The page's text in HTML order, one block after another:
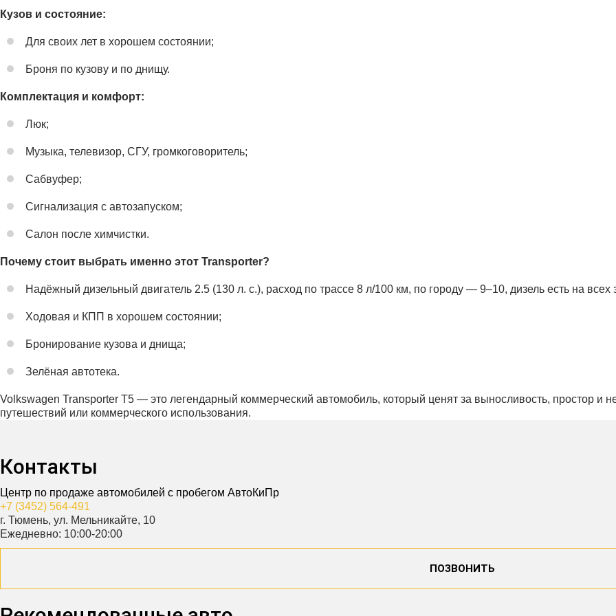
Кузов и состояние:
Для своих лет в хорошем состоянии;
Броня по кузову и по днищу.
Комплектация и комфорт:
Люк;
Музыка, телевизор, СГУ, громкоговоритель;
Сабвуфер;
Сигнализация с автозапуском;
Салон после химчистки.
Почему стоит выбрать именно этот Transporter?
Надёжный дизельный двигатель 2.5 (130 л. с.), расход по трассе 8 л/100 км, по городу — 9–10, дизель есть на всех
Ходовая и КПП в хорошем состоянии;
Бронирование кузова и днища;
Зелёная автотека.
Volkswagen Transporter T5 — это легендарный коммерческий автомобиль, который ценят за выносливость, простор и
путешествий или коммерческого использования.
Контакты
Центр по продаже автомобилей с пробегом АвтоКиПр
+7 (3452) 564-491
г. Тюмень, ул. Мельникайте, 10
Ежедневно: 10:00-20:00
ПОЗВОНИТЬ